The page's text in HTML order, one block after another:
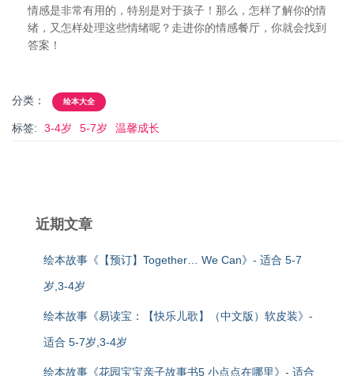
情感是非常有用的，特别是对于孩子！那么，怎样了解你的情
绪，又怎样处理这些情绪呢？走进你的情感餐厅，你就会找到
答案！
分类： 绘本大全
标签: 3-4岁 5-7岁 温馨成长
近期文章
绘本故事《【预订】Together… We Can》- 适合 5-7
岁,3-4岁
绘本故事《易读宝：【快乐儿歌】（中文版）软皮装》-
适合 5-7岁,3-4岁
绘本故事《花园宝宝亲子故事书5 小点点在哪里》- 适合